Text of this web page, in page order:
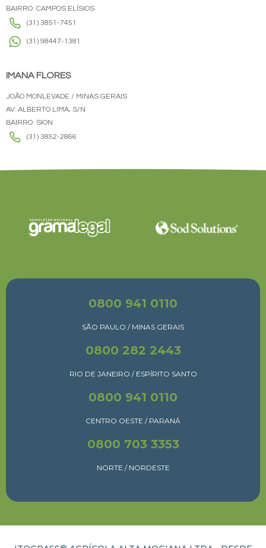
BAIRRO: CAMPOS ELÍSIOS
(31) 3851-7451
(31) 98447-1381
IMANA FLORES
JOÃO MONLEVADE / MINAS GERAIS
AV. ALBERTO LIMA, S/N
BAIRRO: SION
(31) 3852-2866
0800 941 0110
SÃO PAULO / MINAS GERAIS
0800 282 2443
RIO DE JANEIRO / ESPÍRITO SANTO
0800 941 0110
CENTRO OESTE / PARANÁ
0800 703 3353
NORTE / NORDESTE